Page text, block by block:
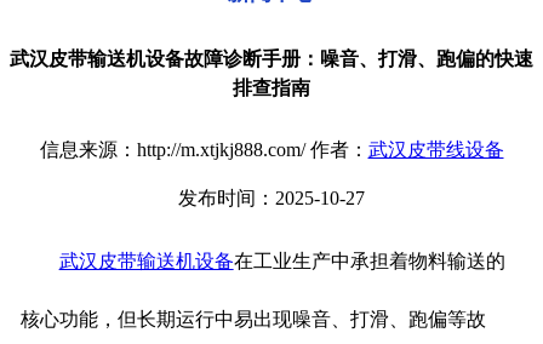
武汉皮带输送机设备故障诊断手册：噪音、打滑、跑偏的快速
排查指南
信息来源：http://m.xtjkj888.com/ 作者： 武汉皮带线设备
发布时间：2025-10-27
武汉皮带输送机设备在工业生产中承担着物料输送的
核心功能，但长期运行中易出现噪音、打滑、跑偏等故